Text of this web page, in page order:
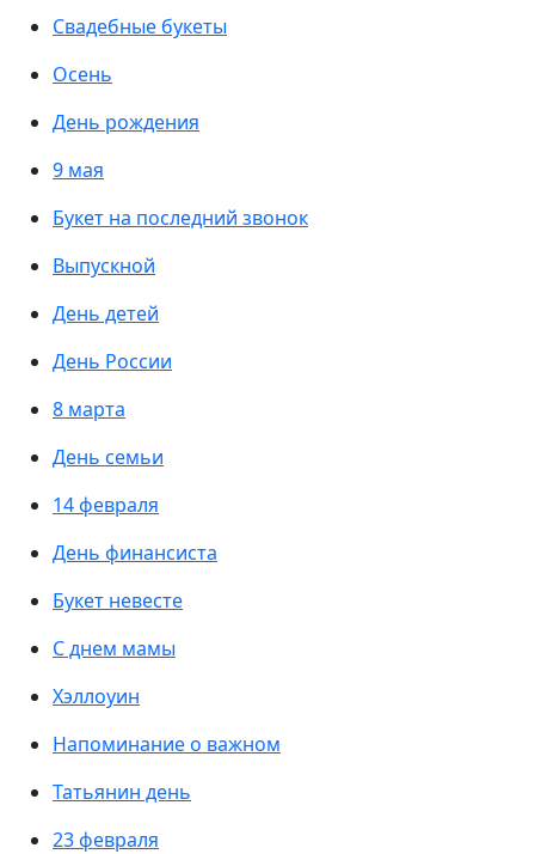
Свадебные букеты
Осень
День рождения
9 мая
Букет на последний звонок
Выпускной
День детей
День России
8 марта
День семьи
14 февраля
День финансиста
Букет невесте
С днем мамы
Хэллоуин
Напоминание о важном
Татьянин день
23 февраля